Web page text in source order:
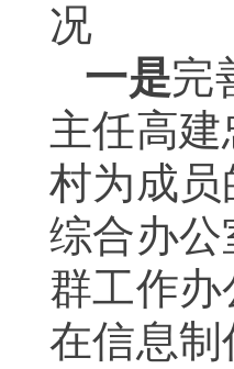
况
一是完
主任高
村为成
综合办
群工作
在信息